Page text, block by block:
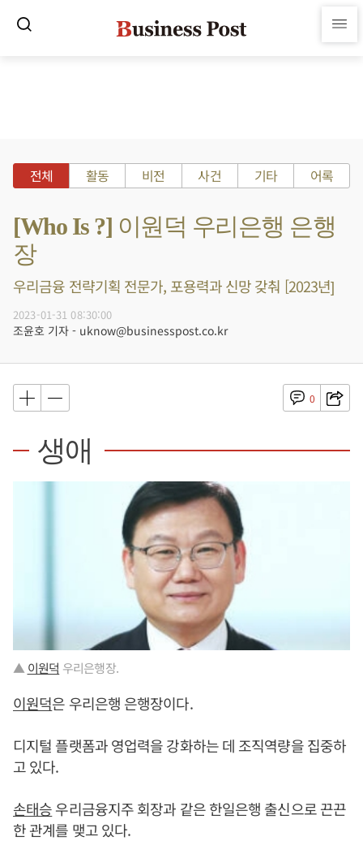
전체 활동 비전 사건 기타 어록
[Who Is ?] 이원덕 우리은행 은행
장
우리금융 전략기획 전문가, 포용력과 신망 갖춰 [2023년]
2023-01-31 08:30:00
조윤호 기자 - uknow@businesspost.co.kr
0
생애
▲ 이원덕 우리은행장.
이원덕은 우리은행 은행장이다.
디지털 플랫폼과 영업력을 강화하는 데 조직역량을 집중하
고 있다.
손태승우리금융지주 회장과 같은 한일은행 출신으로 끈끈
한 관계를 맺고 있다.